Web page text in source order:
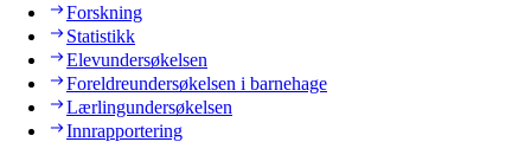
Forskning
Statistikk
Elevundersøkelsen
Foreldreundersøkelsen i barnehage
Lærlingundersøkelsen
Innrapportering